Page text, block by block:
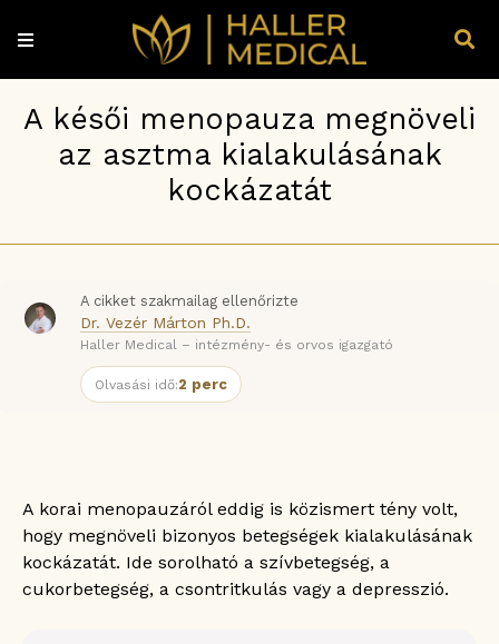
A késői menopauza megnöveli
az asztma kialakulásának
kockázatát
A cikket szakmailag ellenőrizte
Dr. Vezér Márton Ph.D.
Haller Medical – intézmény- és orvos igazgató
Olvasási idő:2 perc
A korai menopauzáról eddig is közismert tény volt,
hogy megnöveli bizonyos betegségek kialakulásának
kockázatát. Ide sorolható a szívbetegség, a
cukorbetegség, a csontritkulás vagy a depresszió.